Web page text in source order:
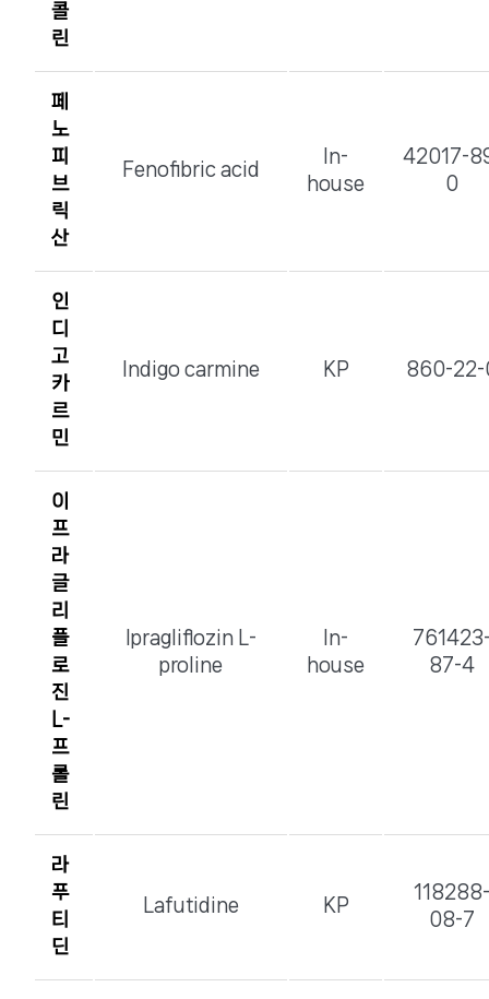
콜
린
페
노
피
브
릭
산
Fenofibric acid
In-
house
42017-
0
인
디
고
카
르
민
Indigo carmine KP 860-22-
이
프
라
글
리
플
로
진
L-
프
롤
린
Ipragliflozin L-
proline
In-
house
87-4
라
푸
티
딘
Lafutidine KP
118288-
08-7